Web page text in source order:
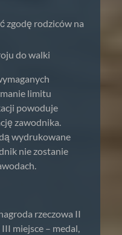
zgodę rodziców na
do walki
limitu
powoduje
zawodnika.
wydrukowane
nie zostanie
rzeczowa II
miejsce – medal,